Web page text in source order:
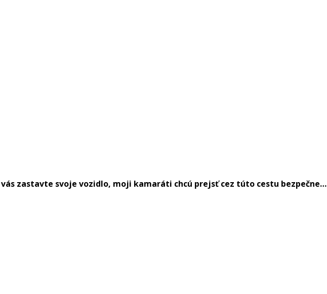
vás zastavte svoje vozidlo, moji kamaráti chcú prejsť cez túto cestu bezpečne…